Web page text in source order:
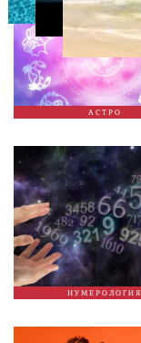
АСТРО
НУМЕРОЛОГИЯ